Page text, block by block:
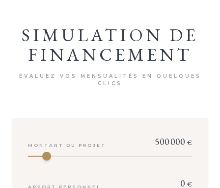
SIMULATION DE
FINANCEMENT
ÉVALUEZ VOS MENSUALITÉS EN QUELQUES
CLICS
MONTANT DU PROJET 500 000 €
0 €